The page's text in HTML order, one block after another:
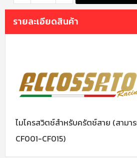
รายละเอียดสินค้า
ไมโครสวิตช์สําหรับครัตช์สาย (สามา
CF001-CF015)